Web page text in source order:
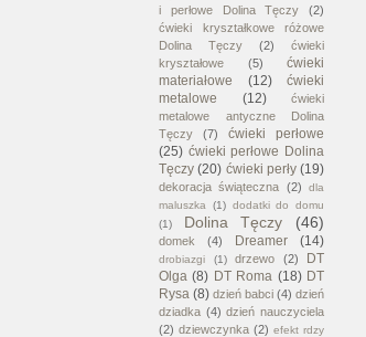
i perłowe Dolina Tęczy
(2)
ćwieki kryształkowe różowe
Dolina Tęczy
(2)
ćwieki
kryształowe
(5)
ćwieki
materiałowe
(12)
ćwieki
metalowe
(12)
ćwieki
metalowe antyczne Dolina
Tęczy
(7)
ćwieki perłowe
(25) ćwieki perłowe Dolina
Tęczy (20) ćwieki perły (19)
dekoracja świąteczna (2)
dla
maluszka
(1) dodatki do domu
(1)
Dolina Tęczy (46)
domek (4) Dreamer (14)
drobiazgi (1) drzewo (2)
DT
Olga (8) DT Roma (18) DT
Rysa (8) dzień babci (4) dzień
dziadka (4) dzień nauczyciela
(2) dziewczynka (2) efekt rdzy